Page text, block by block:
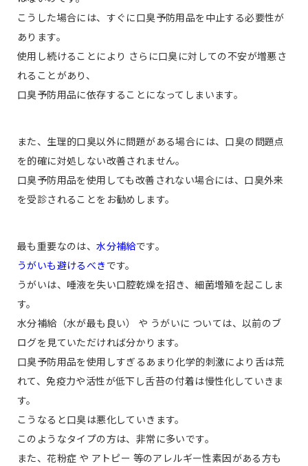
こうした場合には、すぐに口臭予防用品を中止する必要性が
あります。
使用し続けることにより さらに口臭に対しての不安が増悪さ
れることがあり、
口臭予防用品に依存することになってしまいます。
また、生理的口臭以外に問題がある場合には、口臭の問題点
を的確に対処しない改善されません。
口臭予防用品を使用しても改善されない場合には、口臭外来
を受診されることをお勧めします。
最も重要なのは、水分補給です。
うがいも避けるべきです。
うがいは、唾液を失い口腔乾燥を招き、細菌増殖を起こしま
す。
水分補給（水が最も良い） や うがいに ついては、以前のブ
ログを見ていただければ分かります。
口臭予防用品を使用しすぎるあまり化学的刺激により舌は荒
れて、免疫力や活性が低下し舌苔の付着は慢性化していきま
す。
こうなると口臭は悪化していきます。
このようなタイプの方は、非常に多いです。
また、花粉症 や アトピー 等のアレルギー性素因がある方も